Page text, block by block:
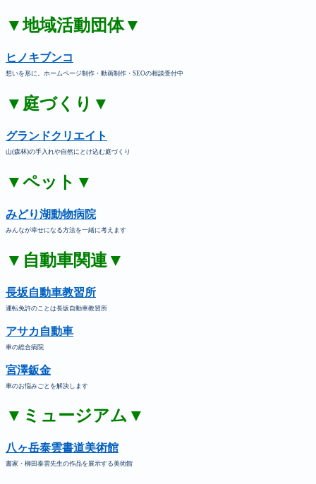
▼地域活動団体▼
ヒノキブンコ
想いを形に。ホームページ制作・動画制作・SEOの相談受付中
▼庭づくり▼
グランドクリエイト
山(森林)の手入れや自然にとけ込む庭づくり
▼ペット▼
みどり湖動物病院
みんなが幸せになる方法を一緒に考えます
▼自動車関連▼
長坂自動車教習所
運転免許のことは長坂自動車教習所
アサカ自動車
車の総合病院
宮澤鈑金
車のお悩みごとを解決します
▼ミュージアム▼
八ヶ岳泰雲書道美術館
書家・柳田泰雲先生の作品を展示する美術館